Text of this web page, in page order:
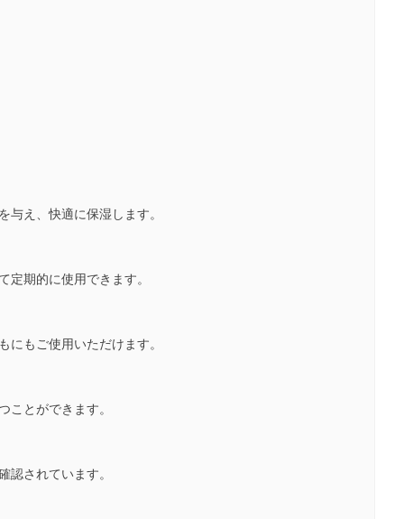
え、快適に保湿します。
期的に使用できます。
もご使用いただけます。
とができます。
されています。